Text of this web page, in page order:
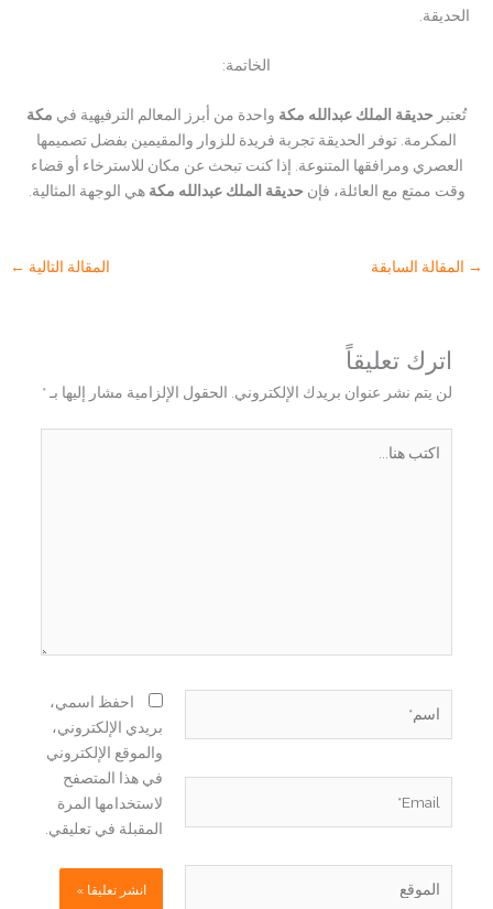
الحديقة.
الخاتمة:
تُعتبر حديقة الملك عبدالله مكة واحدة من أبرز المعالم الترفيهية في مكة
المكرمة. توفر الحديقة تجربة فريدة للزوار والمقيمين بفضل تصميمها
العصري ومرافقها المتنوعة. إذا كنت تبحث عن مكان للاسترخاء أو قضاء
وقت ممتع مع العائلة، فإن حديقة الملك عبدالله مكةهي الوجهة المثالية.
→ المقالة السابقة المقالة التالية ←
اترك تعليقاً
لن يتم نشر عنوان بريدك الإلكتروني. الحقول الإلزامية مشار إليها بـ *
احفظ اسمي،
بريدي الإلكتروني،
والموقع الإلكتروني
في هذا المتصفح
لاستخدامها المرة
المقبلة في تعليقي.